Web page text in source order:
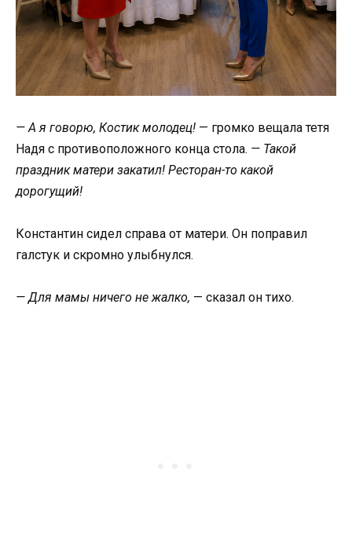
— А я говорю, Костик молодец! — громко вещала тетя
Надя с противоположного конца стола. — Такой
праздник матери закатил! Ресторан-то какой
дорогущий!
Константин сидел справа от матери. Он поправил
галстук и скромно улыбнулся.
— Для мамы ничего не жалко, — сказал он тихо.